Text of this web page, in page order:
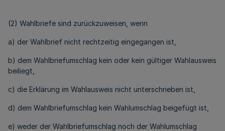
(2) Wahlbriefe sind zurückzuweisen, wenn
a) der Wahlbrief nicht rechtzeitig eingegangen ist,
b) dem Wahlbriefumschlag kein oder kein gültiger Wahlausweis
beiliegt,
c) die Erklärung im Wahlausweis nicht unterschrieben ist,
d) dem Wahlbriefumschlag kein Wahlumschlag beigefügt ist,
e) weder der Wahlbriefumschlag noch der Wahlumschlag